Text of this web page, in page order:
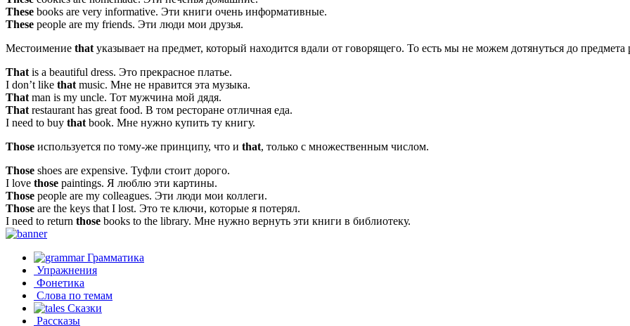
These books are very informative. Эти книги очень информативные.
These people are my friends. Эти люди мои друзья.
Местоимение that указывает на предмет, который находится вдали от говорящего. То есть мы не можем дотянуться до предмета
That is a beautiful dress. Это прекрасное платье.
I don’t like that music. Мне не нравится эта музыка.
That man is my uncle. Тот мужчина мой дядя.
That restaurant has great food. В том ресторане отличная еда.
I need to buy that book. Мне нужно купить ту книгу.
Those используется по тому-же принципу, что и that, только с множественным числом.
Those shoes are expensive. Туфли стоит дорого.
I love those paintings. Я люблю эти картины.
Those people are my colleagues. Эти люди мои коллеги.
Those are the keys that I lost. Это те ключи, которые я потерял.
I need to return those books to the library. Мне нужно вернуть эти книги в библиотеку.
Грамматика
Упражнения
Фонетика
Слова по темам
Сказки
Рассказы